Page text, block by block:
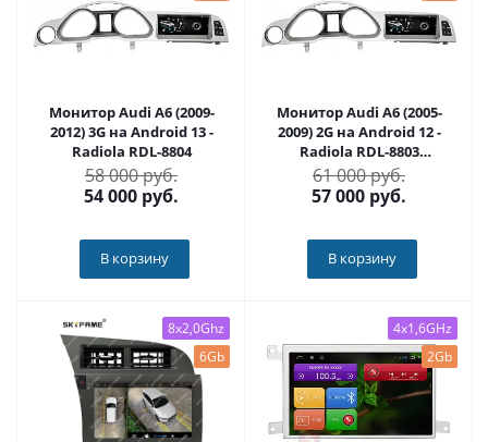
Монитор Audi A6 (2009-
2012) 3G на Android 13 -
Radiola RDL-8804
58 000 руб.
54 000 руб.
В корзину
Монитор Audi A6 (2005-
2009) 2G на Android 12 -
Radiola RDL-8803
монохром
61 000 руб.
57 000 руб.
В корзину
8x2,0Ghz
6Gb
4x1,6GHz
2Gb